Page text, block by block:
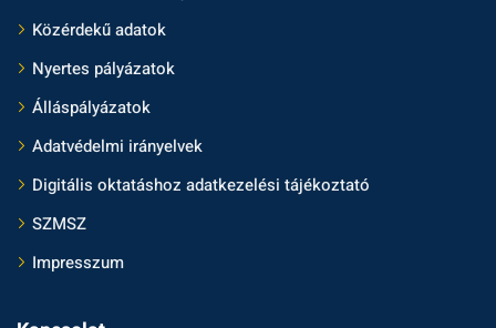
Közérdekű adatok
Nyertes pályázatok
Álláspályázatok
Adatvédelmi irányelvek
Digitális oktatáshoz adatkezelési tájékoztató
SZMSZ
Impresszum